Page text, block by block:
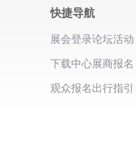
快捷导航
展会登录论坛活动
下载中心展商报名
观众报名出行指引